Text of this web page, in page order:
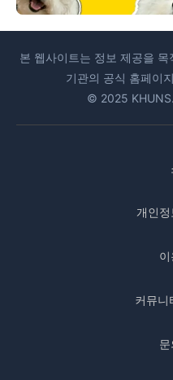
본 웹사이트는 정보 제공을
기관의 공식 홈페이
© 2025
개인
커뮤니
문